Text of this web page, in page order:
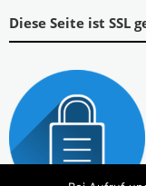
Diese Seite ist SSL